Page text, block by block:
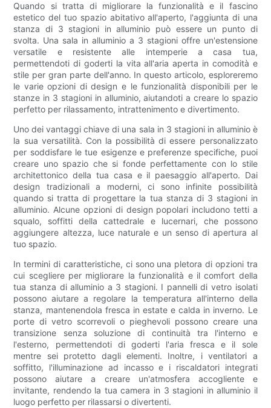
Quando si tratta di migliorare la funzionalità e il fascino
estetico del tuo spazio abitativo all'aperto, l'aggiunta di una
stanza di 3 stagioni in alluminio può essere un punto di
svolta. Una sala in alluminio a 3 stagioni offre un'estensione
versatile e resistente alle intemperie a casa tua,
permettendoti di goderti la vita all'aria aperta in comodità e
stile per gran parte dell'anno. In questo articolo, esploreremo
le varie opzioni di design e le funzionalità disponibili per le
stanze in 3 stagioni in alluminio, aiutandoti a creare lo spazio
perfetto per rilassamento, intrattenimento e divertimento.
Uno dei vantaggi chiave di una sala in 3 stagioni in alluminio è
la sua versatilità. Con la possibilità di essere personalizzato
per soddisfare le tue esigenze e preferenze specifiche, puoi
creare uno spazio che si fonde perfettamente con lo stile
architettonico della tua casa e il paesaggio all'aperto. Dai
design tradizionali a moderni, ci sono infinite possibilità
quando si tratta di progettare la tua stanza di 3 stagioni in
alluminio. Alcune opzioni di design popolari includono tetti a
squalo, soffitti della cattedrale e lucernari, che possono
aggiungere altezza, luce naturale e un senso di apertura al
tuo spazio.
In termini di caratteristiche, ci sono una pletora di opzioni tra
cui scegliere per migliorare la funzionalità e il comfort della
tua stanza di alluminio a 3 stagioni. I pannelli di vetro isolati
possono aiutare a regolare la temperatura all'interno della
stanza, mantenendola fresca in estate e calda in inverno. Le
porte di vetro scorrevoli o pieghevoli possono creare una
transizione senza soluzione di continuità tra l'interno e
l'esterno, permettendoti di goderti l'aria fresca e il sole
mentre sei protetto dagli elementi. Inoltre, i ventilatori a
soffitto, l'illuminazione ad incasso e i riscaldatori integrati
possono aiutare a creare un'atmosfera accogliente e
invitante, rendendo la tua camera in 3 stagioni in alluminio il
luogo perfetto per rilassarsi o divertenti.